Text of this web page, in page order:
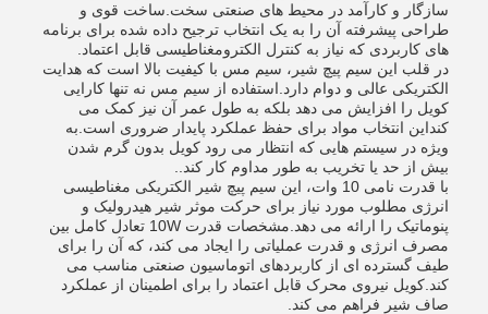
سازگار و کارآمد در محیط های صنعتی سخت.ساخت قوی و
طراحی پیشرفته آن را به یک انتخاب ترجیح داده شده برای برنامه
های کاربردی که نیاز به کنترل الکترومغناطیسی قابل اعتماد.
در قلب این سیم پیچ شیر، سیم مس با کیفیت بالا است که هدایت
الکتریکی عالی و دوام دارد.استفاده از سیم مس نه تنها کارایی
کویل را افزایش می دهد بلکه به طول عمر آن نیز کمک می
کنداین انتخاب مواد برای حفظ عملکرد پایدار ضروری است.به
ویژه در سیستم هایی که انتظار می رود کویل بدون گرم شدن
بیش از حد یا تخریب به طور مداوم کار کند..
با قدرت نامی 10 وات، این سیم پیچ شیر الکتریکی مغناطیسی
انرژی مطلوب مورد نیاز برای حرکت موثر شیر هیدرولیک و
پنوماتیک را ارائه می دهد.مشخصات قدرت 10W تعادل کامل بین
مصرف انرژی و قدرت عملیاتی را ایجاد می کند، که آن را برای
طیف گسترده ای از کاربردهای اتوماسیون صنعتی مناسب می
کند.کویل نیروی محرک قابل اعتماد را برای اطمینان از عملکرد
صاف شیر فراهم می کند.